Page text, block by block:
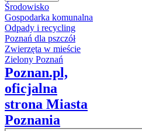
Środowisko
Gospodarka komunalna
Odpady i recycling
Poznań dla pszczół
Zwierzęta w mieście
Zielony Poznań
Poznan.pl,
oficjalna
strona Miasta
Poznania